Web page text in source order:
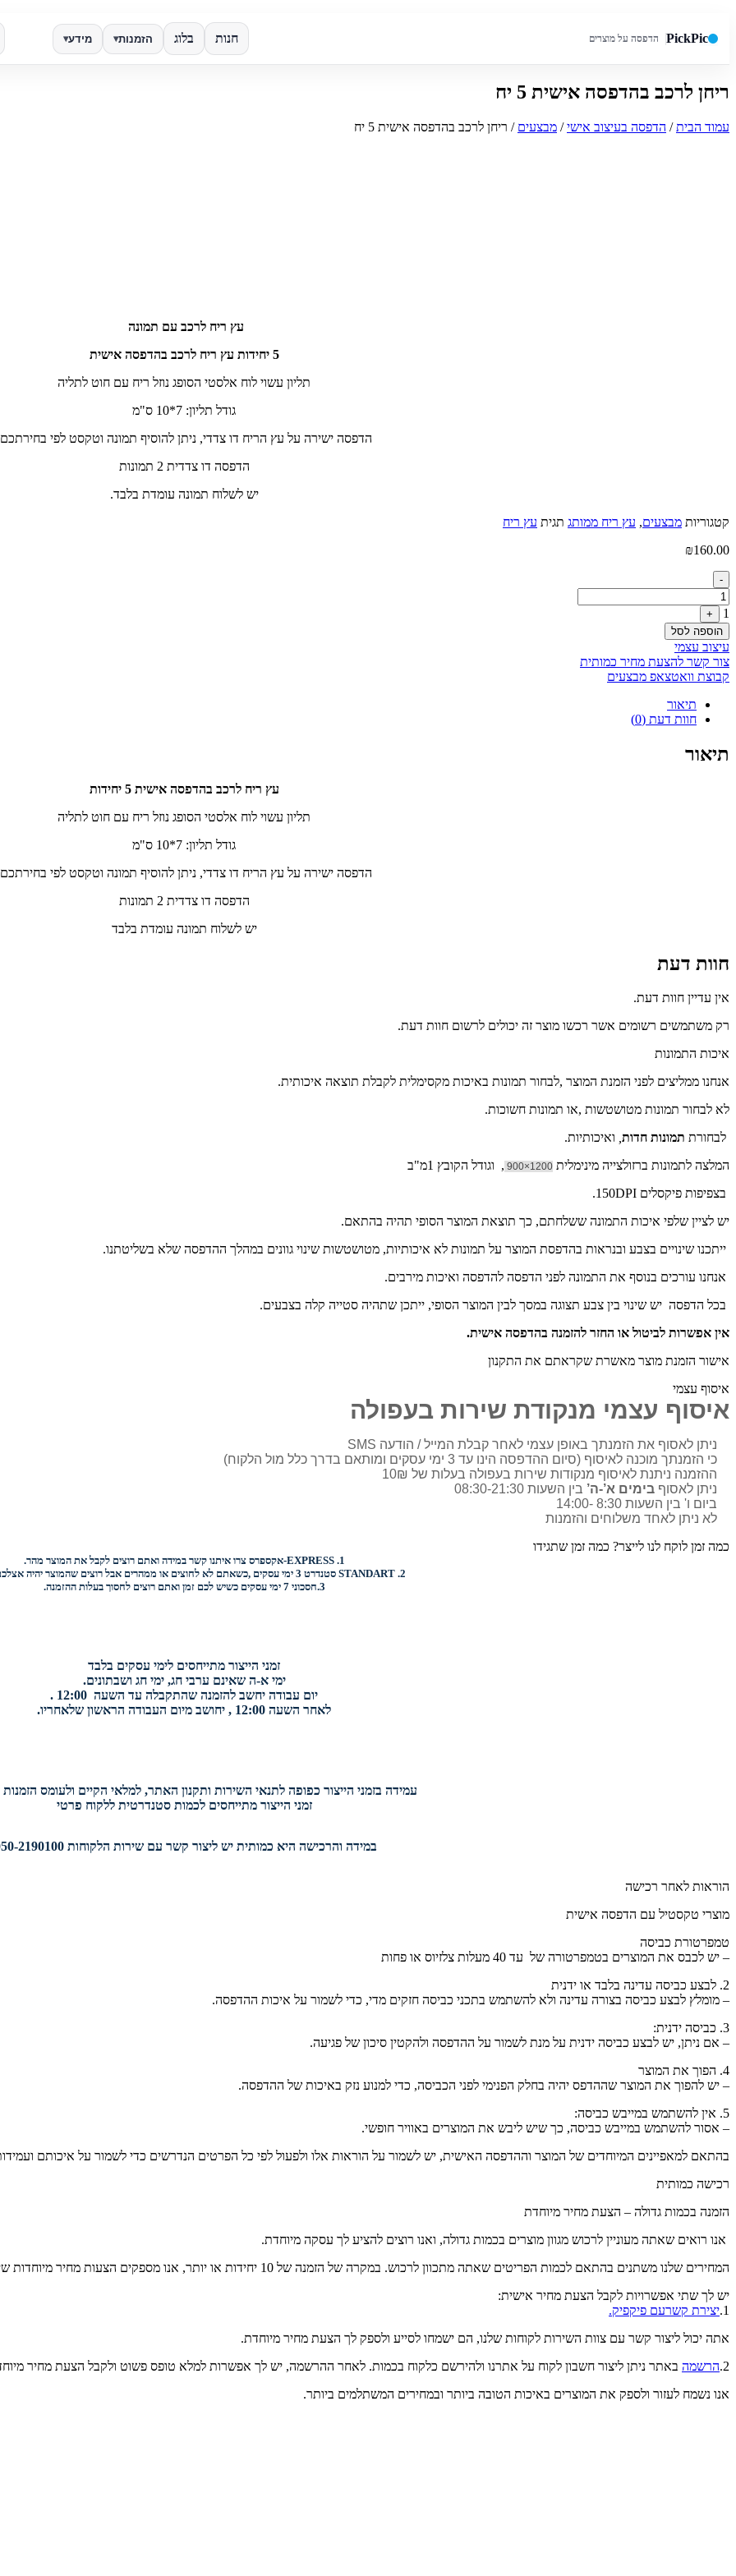
PickPic הדפסה על מוצרים חנות בלוג הזמנות▾ מידע▾
חיפוש באתר
ריחן לרכב בהדפסה אישית 5 יח
עמוד הבית/ הדפסה בעיצוב אישי/ מבצעים / ריחן לרכב בהדפסה אישית 5 יח
עץ ריח לרכב עם תמונה
5 יחידות עץ ריח לרכב בהדפסה אישית
תליון עשוי לוח אלסטי הסופג נוזל ריח עם חוט לתליה
גודל תליון: 7*10 ס"מ
הדפסה ישירה על עץ הריח דו צדדי, ניתן להוסיף תמונה וטקסט לפי
הדפסה דו צדדית 2 תמונות
יש לשלוח תמונה עומדת בלבד.
קטגוריות מבצעים, עץ ריח ממותג תגית עץ ריח
₪160.00
Quantity
-
1
+
הוספה לסל
עיצוב עצמי
צור קשר להצעת מחיר כמותית
קבוצת וואטצאפ מבצעים
תיאור
חוות דעת (0)
תיאור
עץ ריח לרכב בהדפסה אישית 5 יחידות
תליון עשוי לוח אלסטי הסופג נוזל ריח עם חוט לתליה
גודל תליון: 7*10 ס"מ
הדפסה ישירה על עץ הריח דו צדדי, ניתן להוסיף תמונה וטקסט לפי
הדפסה דו צדדית 2 תמונות
יש לשלוח תמונה עומדת בלבד
חוות דעת
אין עדיין חוות דעת.
רק משתמשים רשומים אשר רכשו מוצר זה יכולים לרשום חוות דעת.
איכות התמונות
אנחנו ממליצים לפני הזמנת המוצר ,לבחור תמונות באיכות מקסימלית לקבלת תוצאה איכותית.
לא לבחור תמונות מטושטשות ,או תמונות חשוכות.
לבחורת תמונות חדות, ואיכותיות.
המלצה לתמונות ברזולצייה מינימלית 1200×900
, וגודל הקובץ 1מ"ב
בצפיפות פיקסלים 150DPI.
יש לציין שלפי איכות התמונה ששלחתם, כך תוצאת המוצר הסופי תהיה בהתאם.
ייתכנו שינויים בצבע ובנראות בהדפסת המוצר על תמונות לא איכותיות, מטושטשות שינוי גוונים במהלך ההדפסה שלא בשליטתנו.
אנחנו עורכים בנוסף את התמונה לפני הדפסה להדפסה ואיכות מירבים.
בכל הדפסה יש שינוי בין צבע תצוגה במסך לבין המוצר הסופי, ייתכן שתהיה סטייה קלה בצבעים.
אין אפשרות לביטול או החזר להזמנה בהדפסה אישית.
אישור הזמנת מוצר מאשרת שקראתם את התקנון
איסוף עצמי
איסוף עצמי מנקודת שירות בעפולה
ניתן לאסוף את הזמנתך באופן עצמי לאחר קבלת המייל / הודעה SMS
כי הזמנתך מוכנה לאיסוף (סיום ההדפסה הינו עד 3 ימי עסקים ומותאם בדרך כלל מול הלקוח)
ההזמנה ניתנת לאיסוף מנקודות שירות בעפולה בעלות של 10₪
ניתן לאסוף בימים א’-ה’ בין השעות 08:30-21:30
ביום ו' בין השעות 8:30 -14:00
לא ניתן לאחד משלוחים והזמנות
כמה זמן לוקח לנו לייצר? כמה זמן שתגידו
1.
EXPRESS- אקספרס צרו איתנו קשר במידה ואתם רוצים לקבל את המוצר מהר.
2.
STANDART סטנדרט 3 ימי עסקים ,כשאתם לא לחוצים או ממהרים אבל רוצים שהמוצר יהיה אצלכם בהקדם.
3. חסכוני7 ימי עסקים כשיש לכם זמן ואתם רוצים לחסוך בעלות ההזמנה.
זמני הייצור מתייחסים לימי עסקים בלבד
ימי א-ה שאינם ערבי חג, ימי חג ושבתונים.
יום עבודה יחשב להזמנה שהתקבלה עד השעה 12:00 .
לאחר השעה 12:00 , יחושב מיום העבודה הראשון שלאחריו.
עמידה בזמני הייצור כפופה לתנאי השירות ותקנון האתר, למלאי הקיים ולעומס הזמנות
זמני הייצור מתייחסים לכמות סטנדרטית ללקוח פרטי
במידה והרכישה היא כמותית יש ליצור קשר עם שירות הלקוחות 050-2190100.
הוראות לאחר רכישה
מוצרי טקסטיל עם הדפסה אישית
טמפרטורת כביסה
– יש לכבס את המוצרים בטמפרטורה של עד 40 מעלות צלזיוס או פחות
2. לבצע כביסה עדינה בלבד או ידנית
– מומלץ לבצע כביסה בצורה עדינה ולא להשתמש בתכני כביסה חזקים מדי, כדי לשמור על איכות ההדפסה.
3. כביסה ידנית:
– אם ניתן, יש לבצע כביסה ידנית על מנת לשמור על ההדפסה ולהקטין סיכון של פגיעה.
4. הפוך את המוצר
– יש להפוך את המוצר שההדפס יהיה בחלק הפנימי לפני הכביסה, כדי למנוע נזק באיכות של ההדפסה.
5. אין להשתמש במייבש כביסה:
– אסור להשתמש במייבש כביסה, כך שיש ליבש את המוצרים באוויר חופשי.
בהתאם למאפיינים המיוחדים של המוצר וההדפסה האישית, יש לשמור על הוראות אלו ולפעול לפי כל הפרטים הנדרשים כדי לשמור על איכותם
רכישה כמותית
הזמנה בכמות גדולה – הצעת מחיר מיוחדת
אנו רואים שאתה מעוניין לרכוש מגוון מוצרים בכמות גדולה, ואנו רוצים להציע לך עסקה מיוחדת.
המחירים שלנו משתנים בהתאם לכמות הפריטים שאתה מתכוון לרכוש. במקרה של הזמנה של 10 יחידות או יותר, אנו מספקים הצעות מחיר מיוחדות שיכולות לחסוך לך כסף.
יש לך שתי אפשרויות לקבל הצעת מחיר אישית:
1. יצירת קשרעם פיקפיק.
אתה יכול ליצור קשר עם צוות השירות לקוחות שלנו, הם ישמחו לסייע ולספק לך הצעת מחיר מיוחדת.
2. הרשמה באתר ניתן ליצור חשבון לקוח על אתרנו ולהירשם כלקוח בכמות. לאחר ההרשמה, יש לך אפשרות למלא טופס פשוט ולקבל הצעת מחיר
אנו נשמח לעזור ולספק את המוצרים באיכות הטובה ביותר ובמחירים המשתלמים ביותר.